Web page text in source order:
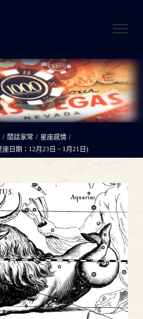
/ 閒話家常 / 星座感情 /
座日期：12月23日 ~ 1月21日)